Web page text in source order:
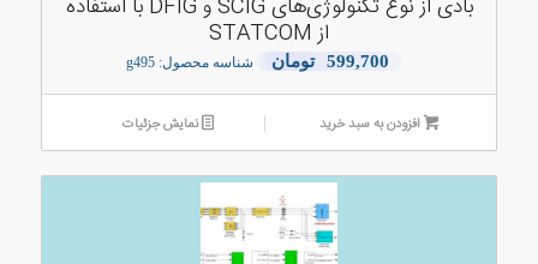
بادی از نوع تکنولوژی‌های SCIG و DFIG با استفاده
از STATCOM
599,700 تومان شناسه محصول: g495
افزودن به سبد خرید نمایش جزئیات